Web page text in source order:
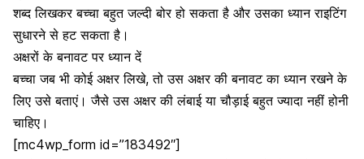
शब्द लिखकर बच्चा बहुत जल्दी बोर हो सकता है और उसका ध्यान राइटिंग
सुधारने से हट सकता है।
अक्षरों के बनावट पर ध्यान दें
बच्चा जब भी कोई अक्षर लिखे, तो उस अक्षर की बनावट का ध्यान रखने के
लिए उसे बताएं। जैसे उस अक्षर की लंबाई या चौड़ाई बहुत ज्यादा नहीं होनी
चाहिए।
[mc4wp_form id=”183492″]